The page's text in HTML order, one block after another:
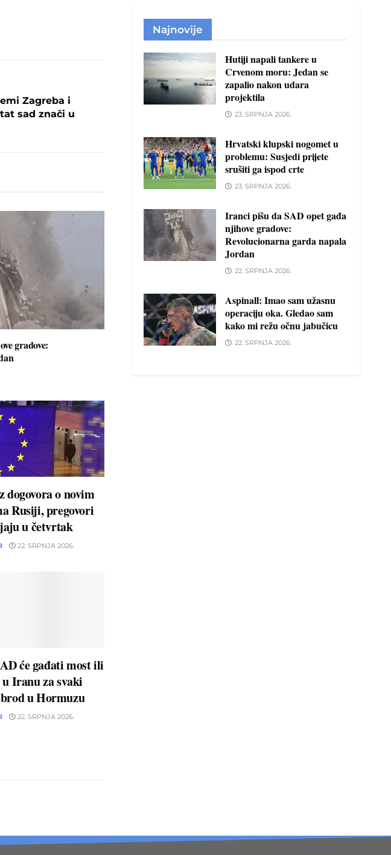
Zagreba i
sad znači u
gradove:
dogovora o novim
Rusiji, pregovori
u četvrtak
22. SRPNJA 2026.
će gađati most ili
Iranu za svaki
u Hormuzu
22. SRPNJA 2026.
Najnovije
Hutiji napali tankere u
Crvenom moru: Jedan se
zapalio nakon udara
projektila
23. SRPNJA 2026.
Hrvatski klupski nogomet u
problemu: Susjedi prijete
srušiti ga ispod crte
23. SRPNJA 2026.
Iranci pišu da SAD opet gađa
njihove gradove:
Revolucionarna garda napala
Jordan
22. SRPNJA 2026.
Aspinall: Imao sam užasnu
operaciju oka. Gledao sam
kako mi režu očnu jabučicu
22. SRPNJA 2026.